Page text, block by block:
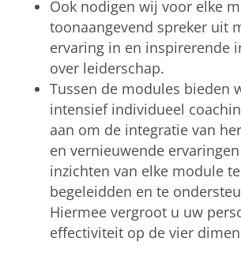
Ook nodigen wij voor elke
toonaangevend spreker uit
ervaring in en inspirerende
over leiderschap.
Tussen de modules bieden
intensief individueel
aan om de integratie van
en vernieuwende
inzichten van elke module te
begeleidden en te
Hiermee vergroot u uw
effectiviteit op de vier